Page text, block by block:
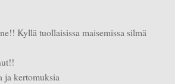
Kyllä tuollaisissa maisemissa silmä
ja kertomuksia